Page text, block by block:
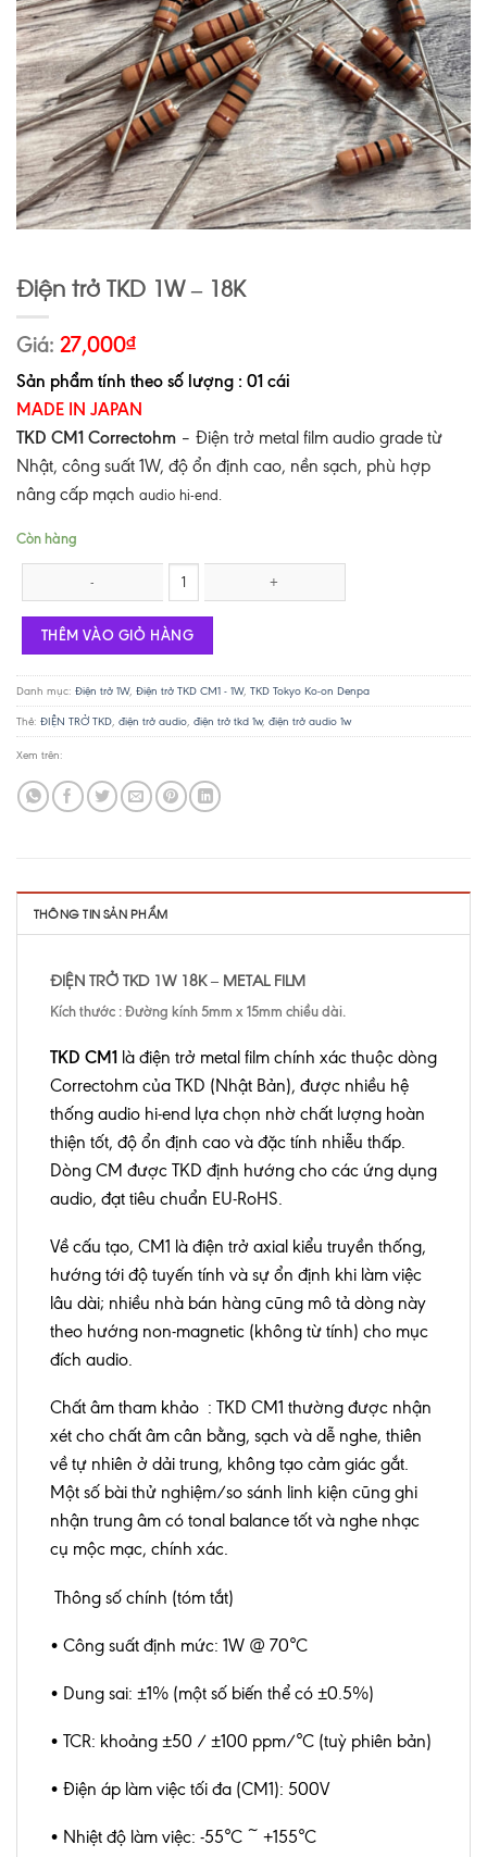
Điện trở TKD 1W – 18K
Giá: 27,000₫
Sản phẩm tính theo số lượng : 01 cái
MADE IN JAPAN
TKD CM1 Correctohm – Điện trở metal film audio grade từ
Nhật, công suất 1W, độ ổn định cao, nền sạch, phù hợp
nâng cấp mạch audio hi-end.
Còn hàng
Điện trở TKD 1W - 18K số lượng
THÊM VÀO GIỎ HÀNG
Danh mục: Điện trở 1W, Điện trở TKD CM1 - 1W, TKD Tokyo Ko-on Denpa
Thẻ: ĐIỆN TRỞ TKD điện trở audio điện trở tkd 1w, điện trở audio 1w
Xem trên:
THÔNG TIN SẢN PHẨM
ĐIỆN TRỞ TKD 1W 18K– METAL FILM
Kích thước : Đường kính 5mm x 15mm chiều dài.
TKD CM1 là điện trở metal film chính xác thuộc dòng
Correctohm của TKD (Nhật Bản), được nhiều hệ
thống audio hi-end lựa chọn nhờ chất lượng hoàn
thiện tốt, độ ổn định cao và đặc tính nhiễu thấp.
Dòng CM được TKD định hướng cho các ứng dụng
audio, đạt tiêu chuẩn EU-RoHS.
Về cấu tạo, CM1 là điện trở axial kiểu truyền thống,
hướng tới độ tuyến tính và sự ổn định khi làm việc
lâu dài; nhiều nhà bán hàng cũng mô tả dòng này
theo hướng non-magnetic (không từ tính) cho mục
đích audio.
Chất âm tham khảo : TKD CM1 thường được nhận
xét cho chất âm cân bằng, sạch và dễ nghe, thiên
về tự nhiên ở dải trung, không tạo cảm giác gắt.
Một số bài thử nghiệm/so sánh linh kiện cũng ghi
nhận trung âm có tonal balance tốt và nghe nhạc
cụ mộc mạc, chính xác.
Thông số chính (tóm tắt)
• Công suất định mức: 1W @ 70°C
• Dung sai: ±1% (một số biến thể có ±0.5%)
• TCR: khoảng ±50 / ±100 ppm/°C (tuỳ phiên bản)
• Điện áp làm việc tối đa (CM1): 500V
• Nhiệt độ làm việc: -55°C ~ +155°C